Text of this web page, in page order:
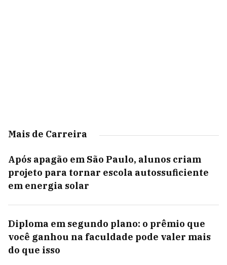
Mais de Carreira
Após apagão em São Paulo, alunos criam
projeto para tornar escola autossuficiente
em energia solar
Diploma em segundo plano: o prêmio que
você ganhou na faculdade pode valer mais
do que isso